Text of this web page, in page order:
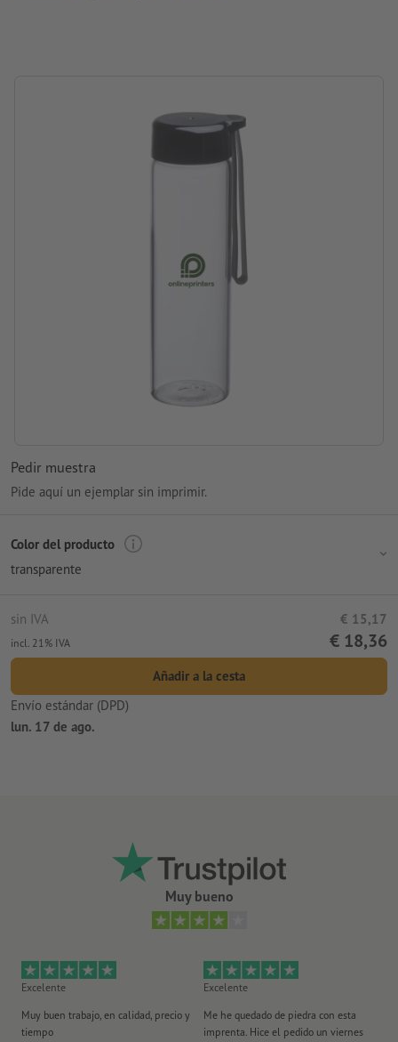
Pedir muestra
Pide aquí un ejemplar sin imprimir.
Color del producto
transparente
sin IVA € 15,17
incl. 21% IVA € 18,36
Añadir a la cesta
Envío estándar (DPD)
lun. 17 de ago.
Muy bueno
Excelente
Muy buen trabajo, en calidad, precio y
tiempo
Excelente
Me he quedado de piedra con esta
imprenta. Hice el pedido un viernes